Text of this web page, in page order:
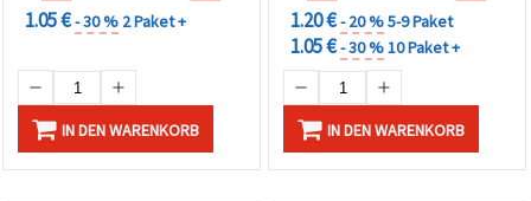
1.05 €- 30 % 2 Paket +
IN DEN WARENKORB
1.20 €- 20 %5-9 Paket
1.05 €- 30 %10 Paket +
IN DEN WARENKORB